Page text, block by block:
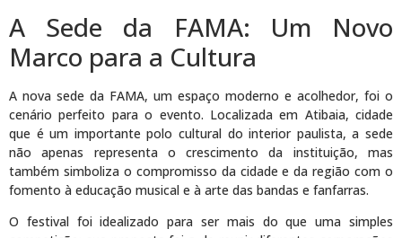
A Sede da FAMA: Um Novo
Marco para a Cultura
A nova sede da FAMA, um espaço moderno e acolhedor, foi o
cenário perfeito para o evento. Localizada em Atibaia, cidade
que é um importante polo cultural do interior paulista, a sede
não apenas representa o crescimento da instituição, mas
também simboliza o compromisso da cidade e da região com o
fomento à educação musical e à arte das bandas e fanfarras.
O festival foi idealizado para ser mais do que uma simples